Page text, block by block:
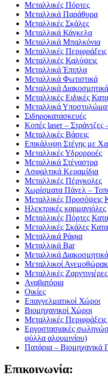
Μεταλλικές Πόρτες
Μεταλλικά Παράθυρα
Μεταλλικές Σκάλες
Μεταλλικά Κάγκελα
Μεταλλικά Μπαλκόνια
Μεταλλικές Περιφράξεις
Μεταλλικές Καλύψεις
Μεταλλικά Έπιπλα
Μεταλλικά Φωτιστικά
Μεταλλικά Διακοσμητικά
Μεταλλικές Ειδικές
Μεταλλικά
Σιδηροκατασκευές
Κοπές laser – Στράντζες
Μεταλλικές Βάσεις
Επικάλυψη Στέγης με
Μεταλλικές Υδρορροές
Μεταλλικά Στέγαστρα
Ασφαλτικά Κεραμίδια
Μεταλλικές Πέργκολες
Χωρίσματα Πάνελ –
Μεταλλικές Προσόψεις
Ηλεκτρικές καρμανιόλες
Μεταλλικές Πόρτες
Μεταλλικές Σκάλες
Μεταλλικά Ράφια
Μεταλλικά Bar
Μεταλλικά
Μεταλλικοί
Μεταλλικές Ζαρντινιέρες
Αναβατόρια
Οικίες
Επαγγελματικοί Χώροι
Βιομηχανικοί Χώροι
Μεταλλικές
Εργοστασιακές
φύλλα αλουμινίου)
Πατάρια – Βιομηχανικά
Επικοινωνία: